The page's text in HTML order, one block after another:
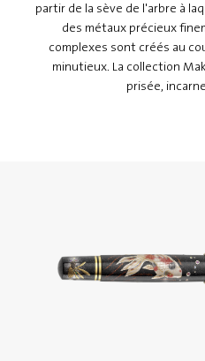
partir de la sève de l'arbre à
des métaux précieux
complexes sont créés au
minutieux. La collection
prisée,